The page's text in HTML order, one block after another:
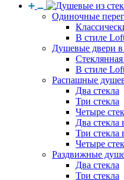
Одиночные
В стиле
Душевые двери
В стиле
Распашные
Два стекла
Три стекла
Четыре
Два стекла
Три стекла
Четыре
Раздвижные
Два стекла
Три стекла